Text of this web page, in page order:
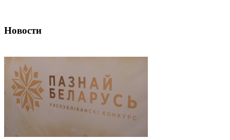
Новости